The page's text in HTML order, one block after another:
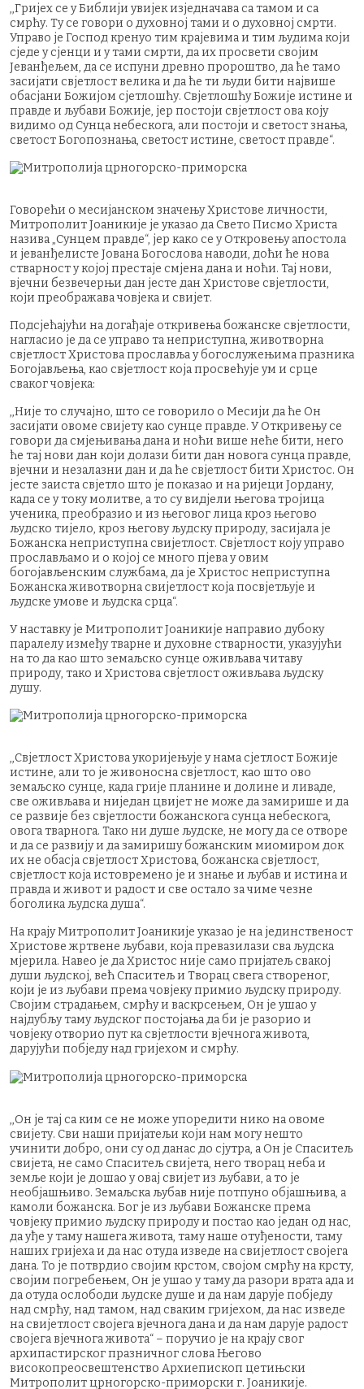
,,Гријех се у Библији увијек изједначава са тамом и са
смрћу. Ту се говори о духовној тами и о духовној смрти.
Управо је Господ кренуо тим крајевима и тим људима који
сједе у сјенци и у тами смрти, да их просвети својим
Јеванђељем, да се испуни древно пророштво, да ће тамо
засијати свјетлост велика и да ће ти људи бити највише
обасјани Божијом сјетлошћу. Свјетлошћу Божије истине и
правде и љубави Божије, јер постоји свјетлост ова коју
видимо од Сунца небескога, али постоји и светост знања,
светост Богопознања, светост истине, светост правде“.
Говорећи о месијанском значењу Христове личности,
Митрополит Јоаникије је указао да Свето Писмо Христа
назива „Сунцем правде“, јер како се у Откровењу апостола
и јеванђелисте Јована Богослова наводи, доћи ће нова
стварност у којој престаје смјена дана и ноћи. Тај нови,
вјечни безвечерњи дан јесте дан Христове свјетлости,
који преображава човјека и свијет.
Подсјећајући на догађаје откривења божанске свјетлости,
нагласио је да се управо та неприступна, животворна
свјетлост Христова прославља у богослужењима празника
Богојављења, као свјетлост која просвећује ум и срце
сваког човјека:
,,Није то случајно, што се говорило о Месији да ће Он
засијати овоме свијету као сунце правде. У Откривењу се
говори да смјењивања дана и ноћи више неће бити, него
ће тај нови дан који долази бити дан новога сунца правде,
вјечни и незалазни дан и да ће свјетлост бити Христос. Он
јесте заиста свјетло што је показао и на ријеци Јордану,
када се у току молитве, а то су видјели његова тројица
ученика, преобразио и из његовог лица кроз његово
људско тијело, кроз његову људску природу, засијала је
Божанска неприступна свијетлост. Свјетлост коју управо
прослављамо и о којој се много пјева у овим
богојављенским службама, да је Христос неприступна
Божанска животворна свијетлост која посвјетљује и
људске умове и људска срца“.
У наставку је Митрополит Јоаникије направио дубоку
паралелу између тварне и духовне стварности, указујући
на то да као што земаљско сунце оживљава читаву
природу, тако и Христова свјетлост оживљава људску
душу.
,,Свјетлост Христова укоријењује у нама сјетлост Божије
истине, али то је живоносна свјетлост, као што ово
земаљско сунце, када грије планине и долине и ливаде,
све оживљава и ниједан цвијет не може да замирише и да
се развије без свјетлости божанскога сунца небескога,
овога тварнога. Тако ни душе људске, не могу да се отворе
и да се развију и да замиришу божанским миомиром док
их не обасја свјетлост Христова, божанска свјетлост,
свјетлост која истовремено је и знање и љубав и истина и
правда и живот и радост и све остало за чиме чезне
боголика људска душа“.
На крају Митрополит Јоаникије указао је на јединственост
Христове жртвене љубави, која превазилази сва људска
мјерила. Навео је да Христос није само пријатељ свакој
души људској, већ Спаситељ и Творац свега створеног,
који је из љубави према човјеку примио људску природу.
Својим страдањем, смрћу и васкрсењем, Он је ушао у
најдубљу таму људског постојања да би је разорио и
човјеку отворио пут ка свјетлости вјечнога живота,
дарујући побједу над гријехом и смрћу.
,,Он је тај са ким се не може упоредити нико на овоме
свијету. Сви наши пријатељи који нам могу нешто
учинити добро, они су од данас до сјутра, а Он је Спаситељ
свијета, не само Спаситељ свијета, него творац неба и
земље који је дошао у овај свијет из љубави, а то је
необјашњиво. Земаљска љубав није потпуно објашњива, а
камоли божанска. Бог је из љубави Божанске према
човјеку примио људску природу и постао као један од нас,
да уђе у таму нашега живота, таму наше отуђености, таму
наших гријеха и да нас отуда изведе на свијетлост својега
дана. То је потврдио својим крстом, својом смрћу на крсту,
својим погребењем, Он је ушао у таму да разори врата ада и
да отуда ослободи људске душе и да нам дарује побједу
над смрћу, над тамом, над сваким гријехом, да нас изведе
на свијетлост својега вјечнога дана и да нам дарује радост
својега вјечнога живота“ – поручио је на крају свог
архипастирског празничног слова Његово
високопреосвештенство Архиепископ цетињски
Митрополит црногорско-приморски г. Јоаникије.